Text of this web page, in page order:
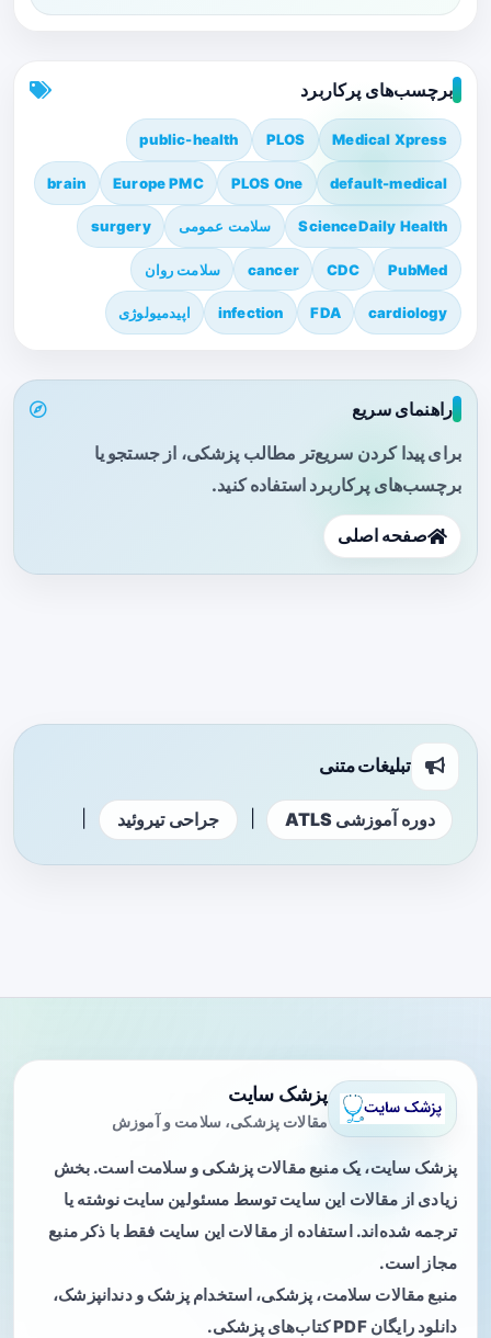
برچسب‌های پرکاربرد
Medical Xpress
PLOS
public-health
default-medical
PLOS One
Europe PMC
brain
ScienceDaily Health سلامت عمومی surgery
PubMed
CDC
cancer سلامت روان
cardiology
FDA
infection اپیدمیولوژی
راهنمای سریع
برای پیدا کردن سریع‌تر مطالب پزشکی، از جستجو یا
برچسب‌های پرکاربرد استفاده کنید.
صفحه اصلی
تبلیغات متنی
دوره آموزشی ATLS جراحی تیروئید
پزشک سایت
مقالات پزشکی، سلامت و آموزش
پزشک سایت، یک منبع مقالات پزشکی و سلامت است. بخش
زیادی از مقالات این سایت توسط مسئولین سایت نوشته یا
ترجمه شده‌اند. استفاده از مقالات این سایت فقط با ذکر منبع
مجاز است.
منبع مقالات سلامت، پزشکی، استخدام پزشک و دندانپزشک،
دانلود رایگان PDF کتاب‌های پزشکی.